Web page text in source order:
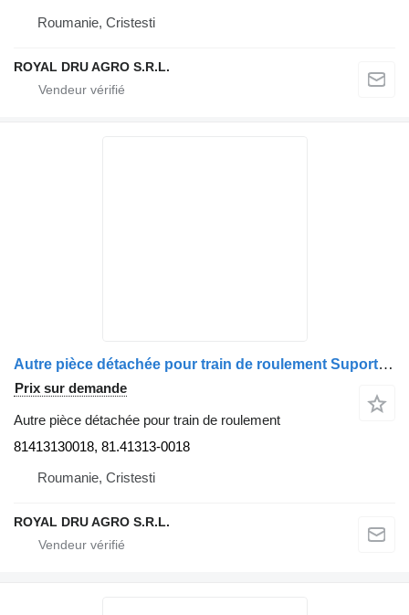
Roumanie, Cristesti
ROYAL DRU AGRO S.R.L.
Autre pièce détachée pour train de roulement Suport arc lamelar, axă față dreapta 81413130018 pour camion MAN TGS 26.360
Prix sur demande
Autre pièce détachée pour train de roulement
81413130018, 81.41313-0018
Roumanie, Cristesti
ROYAL DRU AGRO S.R.L.